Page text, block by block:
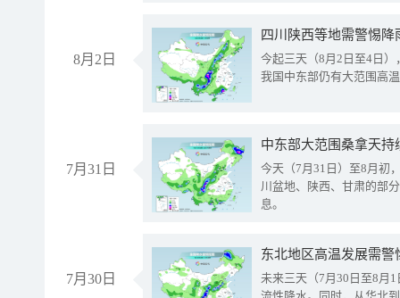
8月2日
今起三天（8月2日至4日
我国中东部仍有大范围高
7月31日
中东部大范围桑拿天
今天（7月31日）至8月初
川盆地、陕西、甘肃的部
息。
7月30日
东北地区高温发展需
未来三天（7月30日至8月